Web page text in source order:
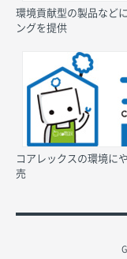
環境貢献型の製品など
ングを提供
コアレックスの環境に
売